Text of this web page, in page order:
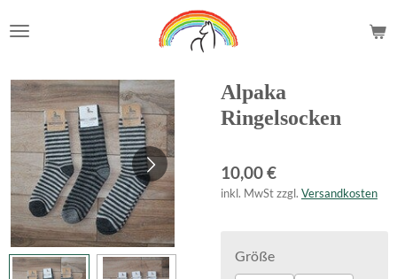
Hauptinhalt
Alpaka
Ringelsocken
10,00 €
inkl. MwSt zzgl. Versandkosten
Größe